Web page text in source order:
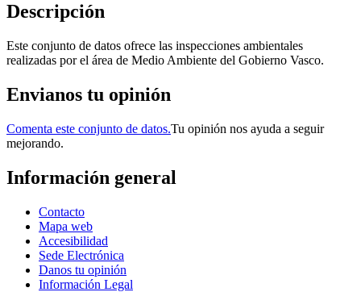
Descripción
Este conjunto de datos ofrece las inspecciones ambientales
realizadas por el área de Medio Ambiente del Gobierno Vasco.
Envianos tu opinión
Comenta este conjunto de datos.Tu opinión nos ayuda a seguir
mejorando.
Información general
Contacto
Mapa web
Accesibilidad
Sede Electrónica
Danos tu opinión
Información Legal